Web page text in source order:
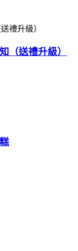
（送禮升級）